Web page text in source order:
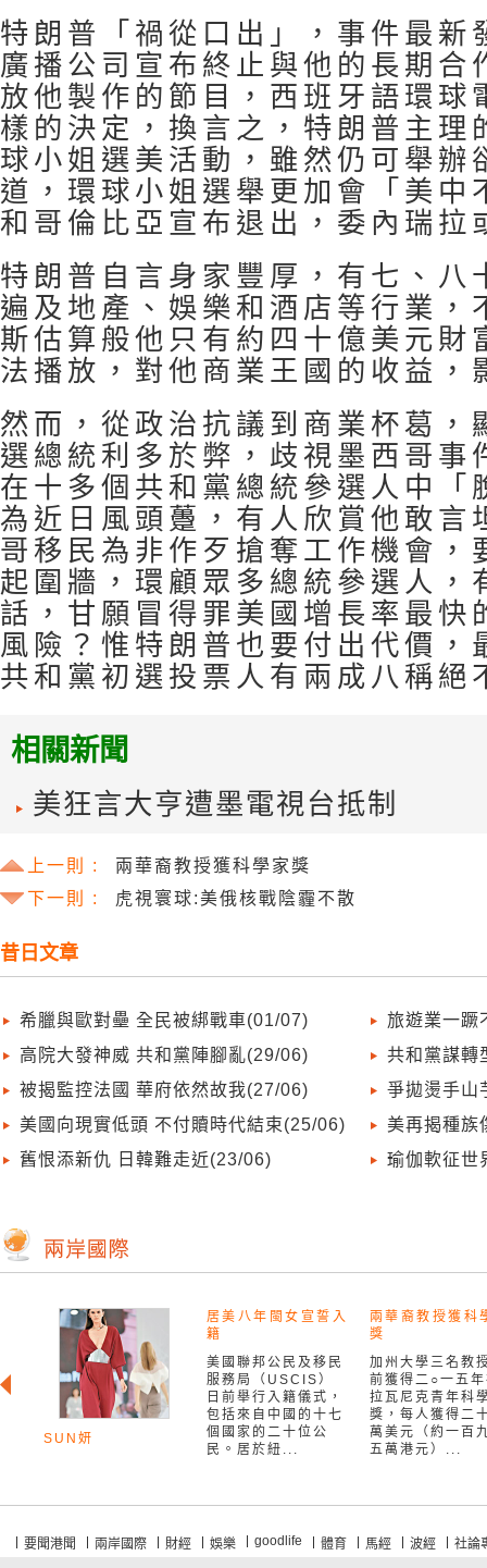
特朗普「禍從口出」，事件最新
廣播公司宣布終止與他的長期合
放他製作的節目，西班牙語環球
樣的決定，換言之，特朗普主理
球小姐選美活動，雖然仍可舉辦
道，環球小姐選舉更加會「美中
和哥倫比亞宣布退出，委內瑞拉
特朗普自言身家豐厚，有七、八
遍及地產、娛樂和酒店等行業，
斯估算般他只有約四十億美元財
法播放，對他商業王國的收益，
然而，從政治抗議到商業杯葛，
選總統利多於弊，歧視墨西哥事
在十多個共和黨總統參選人中「
為近日風頭躉，有人欣賞他敢言
哥移民為非作歹搶奪工作機會，
起圍牆，環顧眾多總統參選人，
話，甘願冒得罪美國增長率最快
風險？惟特朗普也要付出代價，
共和黨初選投票人有兩成八稱絕
相關新聞
美狂言大亨遭墨電視台抵制
上一則 :
兩華裔教授獲科學家獎
下一則 :
虎視寰球:美俄核戰陰霾不散
昔日文章
希臘與歐對壘 全民被綁戰車(01/07)
高院大發神威 共和黨陣腳亂(29/06)
被揭監控法國 華府依然故我(27/06)
美國向現實低頭 不付贖時代結束(25/06)
舊恨添新仇 日韓難走近(23/06)
旅遊業一蹶
共和黨謀轉
爭拋燙手山
美再揭種族
瑜伽軟征世
SUN妍
居美八年閩女宣誓入
籍
美國聯邦公民及移民
服務局（USCIS）
日前舉行入籍儀式，
包括來自中國的十七
個國家的二十位公
民。居於紐...
兩華裔教授獲科
獎
加州大學三名教
前獲得二○一五
拉瓦尼克青年科
獎，每人獲得二
萬美元（約一百
五萬港元）...
要聞港聞 兩岸國際 財經 娛樂 goodlife 體育 馬經 波經 社論